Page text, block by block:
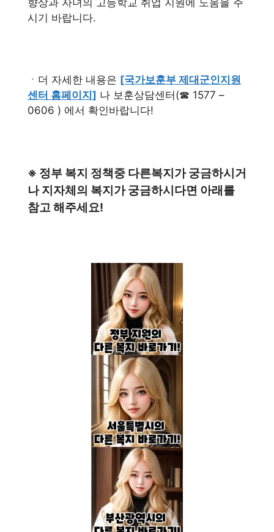
향상과 자녀의 고등학교 취업 지원에 도움을 주
시기 바랍니다.
ㆍ더 자세한 내용은 [국가보훈부 제대군인지원
센터 홈페이지] 나 보훈상담센터(☎ 1577 –
0606 ) 에서 확인바랍니다!
※ 정부 복지 정책중 다른복지가 궁금하시거
나 지자체의 복지가 궁금하시다면 아래를
참고 해주세요!